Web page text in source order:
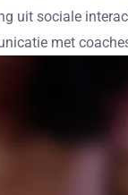
sociale
met